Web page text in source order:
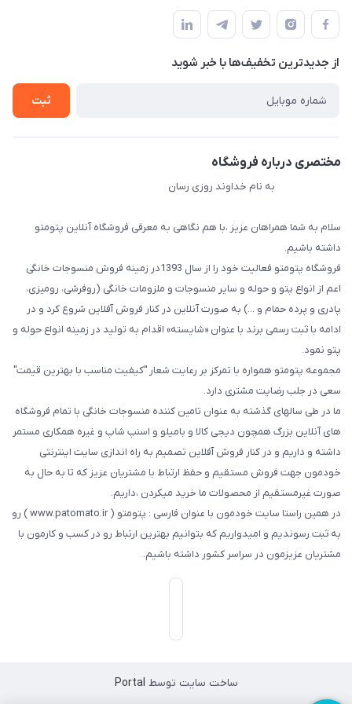
لیست محصولات
درباره ما
قوانین و مقررات
حریم خصوصی
راهنما
از جدید‌ترین تخفیف‌ها با‌ خبر شوید
ثبت
مختصری درباره فروشگاه
به نام خداوند روزی رسان
سلام به شما همراهان عزیز ،با هم نگاهی به معرفی فروشگاه آنلاین پتومتو
داشته باشیم.
فروشگاه پتومتو فعالیت خود را از سال 1393در زمینه فروش منسوجات خانگی
اعم از انواع پتو و حوله و سایر منسوجات و ملزومات خانگی (روفرشی، رومیزی،
پادری و پرده حمام و ...) به صورت آنلاین در کنار فروش آفلاین شروع کرد و در
ادامه با ثبت رسمی برند با عنوان «شایسته» اقدام به تولید در زمینه انواع حوله و
پتو نمود.
مجموعه پتومتو همواره با تمرکز بر رعایت شعار "کیفیت مناسب با بهترین قیمت"
سعی در جلب رضایت مشتری دارد.
ما در طی سالهای گذشته به عنوان تامین کننده منسوجات خانگی با تمام فروشگاه
های آنلاین بزرگ همچون دیجی کالا و بامیلو و اسنپ شاپ و غیره همکاری مستمر
داشته و داریم و در کنار فروش آفلاین تصمیم به راه اندازی سایت اینترنتی
خودمون جهت فروش مستقیم و حفظ ارتباط با مشتریان عزیز که تا به حال به
صورت غیرمستقیم از محصولات ما خرید میکردن ،داریم.
در همین راستا سایت خودمون با عنوان فارسی : پتومتو ( www.patomato.ir ) رو
به ثبت رسوندیم و امیدواریم که بتوانیم بهترین ارتباط رو در کسب و کارمون با
مشتریان عزیزمون در سراسر کشور داشته باشیم.
ساخت سایت توسط Portal